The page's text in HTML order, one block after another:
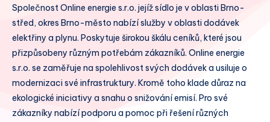
Společnost Online energie s.r.o. jejíž sídlo je v oblasti Brno-
střed, okres Brno-město nabízí služby v oblasti dodávek
elektřiny a plynu. Poskytuje širokou škálu ceníků, které jsou
přizpůsobeny různým potřebám zákazníků. Online energie
s.r.o. se zaměřuje na spolehlivost svých dodávek a usiluje o
modernizaci své infrastruktury. Kromě toho klade důraz na
ekologické iniciativy a snahu o snižování emisí. Pro své
zákazníky nabízí podporu a pomoc při řešení různých